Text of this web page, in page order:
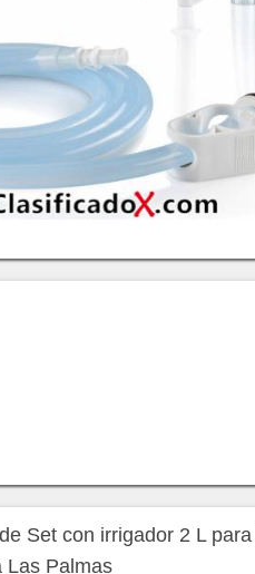
Set con irrigador 2 L
Las Palmas